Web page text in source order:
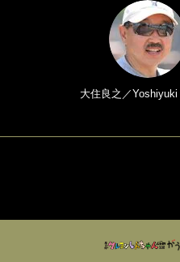
大住良之／